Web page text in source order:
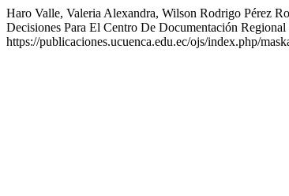
Haro Valle, Valeria Alexandra, Wilson Rodrigo Pérez
Decisiones Para El Centro De Documentación Regional
https://publicaciones.ucuenca.edu.ec/ojs/index.php/